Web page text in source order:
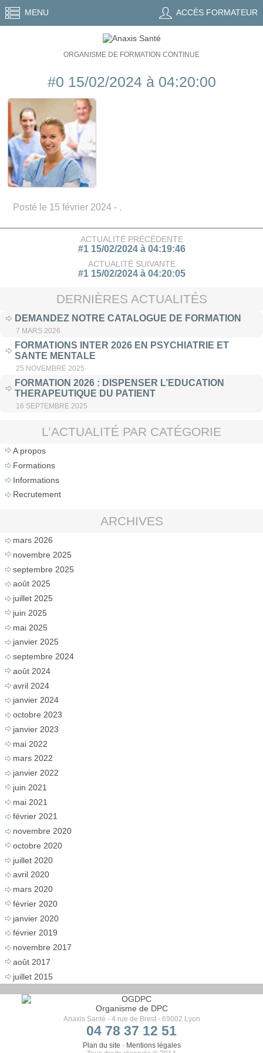
MENU ACCÈS FORMATEUR
ORGANISME DE FORMATION CONTINUE
#0 15/02/2024 à 04:20:00
Posté le 15 février 2024 - .
ACTUALITÉ PRÉCÉDENTE
#1 15/02/2024 à 04:19:46
ACTUALITÉ SUIVANTE
#1 15/02/2024 à 04:20:05
DERNIÈRES ACTUALITÉS
DEMANDEZ NOTRE CATALOGUE DE FORMATION
7 MARS 2026
FORMATIONS INTER 2026 EN PSYCHIATRIE ET
SANTE MENTALE
25 NOVEMBRE 2025
FORMATION 2026 : DISPENSER L’EDUCATION
THERAPEUTIQUE DU PATIENT
16 SEPTEMBRE 2025
L’ACTUALITÉ PAR CATÉGORIE
A propos
Formations
Informations
Recrutement
ARCHIVES
mars 2026
novembre 2025
septembre 2025
août 2025
juillet 2025
juin 2025
mai 2025
janvier 2025
septembre 2024
août 2024
avril 2024
janvier 2024
octobre 2023
janvier 2023
mai 2022
mars 2022
janvier 2022
juin 2021
mai 2021
février 2021
novembre 2020
octobre 2020
juillet 2020
avril 2020
mars 2020
février 2020
janvier 2020
février 2019
novembre 2017
août 2017
juillet 2015
Organisme de DPC
Anaxis Santé - 4 rue de Brest - 69002 Lyon
04 78 37 12 51
Plan du site - Mentions légales